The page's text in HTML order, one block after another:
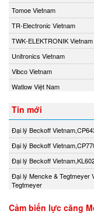
Tomoe Vietnam
TR-Electronic Vietnam
TWK-ELEKTRONIK Vietnam
Unitronics Vietnam
Vibco Vietnam
Watlow Việt Nam
Tin mới
Đại lý Beckoff
Đại lý Beckoff
Đại lý Beckoff
Đại lý Mencke & Tegtmeyer
Tegtmeyer
Cảm biến lực căng